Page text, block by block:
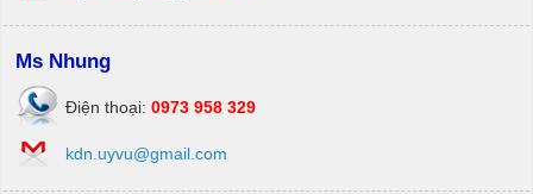
Ms Nhung
Điện thoại: 0973 958 329
kdn.uyvu@gmail.com